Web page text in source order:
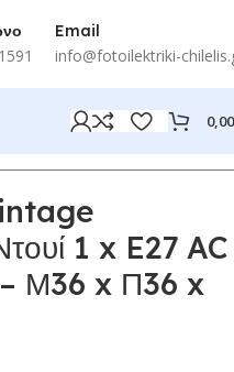
Email
info@fotoilektriki-
1 x E27 AC
Μ36 x Π36 x